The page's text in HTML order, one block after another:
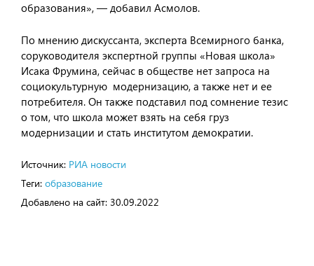
образования», — добавил Асмолов.
По мнению дискуссанта, эксперта Всемирного банка,
соруководителя экспертной группы «Новая школа»
Исака Фрумина, сейчас в обществе нет запроса на
социокультурную модернизацию, а также нет и ее
потребителя. Он также подставил под сомнение тезис
о том, что школа может взять на себя груз
модернизации и стать институтом демократии.
Источник: РИА новости
Теги: образование
Добавлено на сайт: 30.09.2022